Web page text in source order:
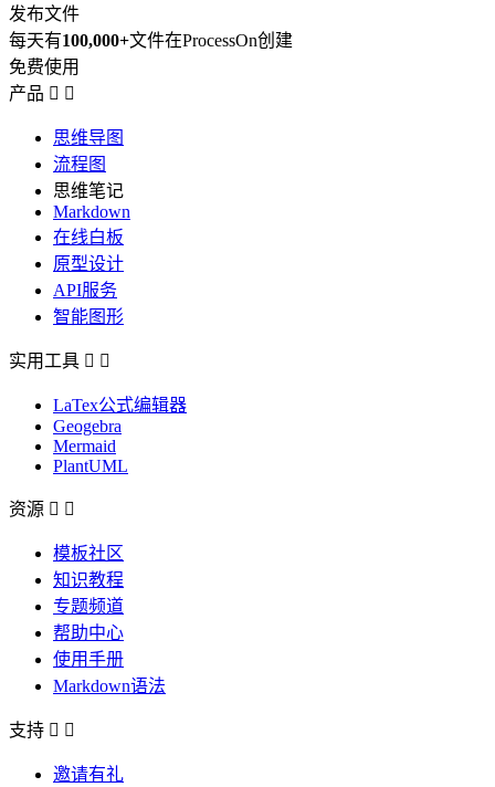
发布文件
每天有100,000+文件在ProcessOn创建
免费使用
产品  
思维导图
流程图
思维笔记
Markdown
在线白板
原型设计
API服务
智能图形
实用工具  
LaTex公式编辑器
Geogebra
Mermaid
PlantUML
资源  
模板社区
知识教程
专题频道
帮助中心
使用手册
Markdown语法
支持  
邀请有礼